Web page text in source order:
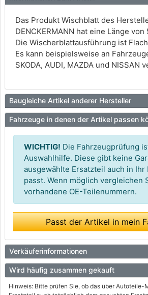
Das Produkt Wischblatt des
DENCKERMANN hat eine Länge von
Die Wischerblattausführung ist
Es kann beispielsweise an
SKODA, AUDI, MAZDA und NISSAN
Baugleiche Artikel anderer Hersteller
Fahrzeuge in denen der Artikel passen
WICHTIG! Die Fahrzeugprüfung
Auswahlhilfe. Diese gibt keine
ausgewählte Ersatzteil auch in Ihr
passt. Wenn möglich vergleichen
vorhandene OE-Teilenummern.
Passt der Artikel in mein
Verkäuferinformationen
Wird häufig zusammen gekauft
Hinweis: Bitte prüfen Sie, ob das über